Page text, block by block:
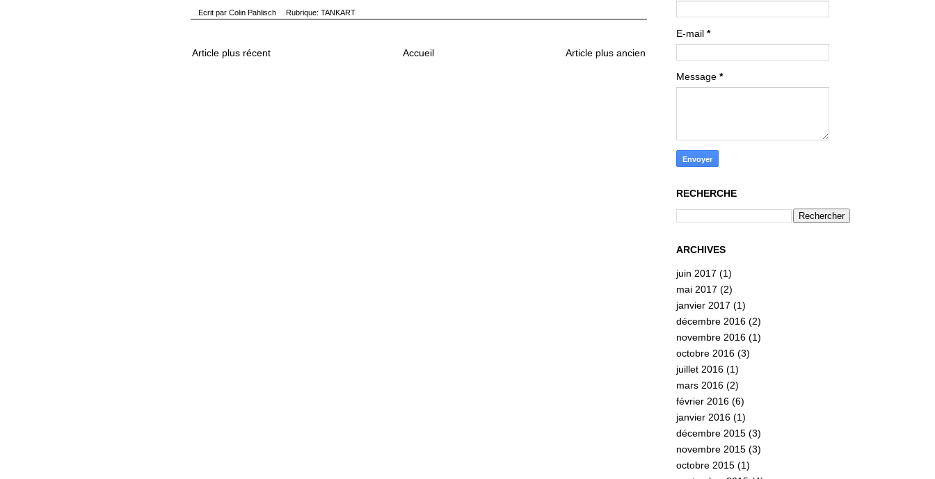
Ecrit parColin Pahlisch Rubrique:TANKART
Article plus récent Article plus ancien
Accueil
E-mail *
Message *
RECHERCHE
ARCHIVES
juin 2017 (1)
mai 2017 (2)
janvier 2017 (1)
décembre 2016 (2)
novembre 2016 (1)
octobre 2016 (3)
juillet 2016 (1)
mars 2016 (2)
février 2016 (6)
janvier 2016 (1)
décembre 2015 (3)
novembre 2015 (3)
octobre 2015 (1)